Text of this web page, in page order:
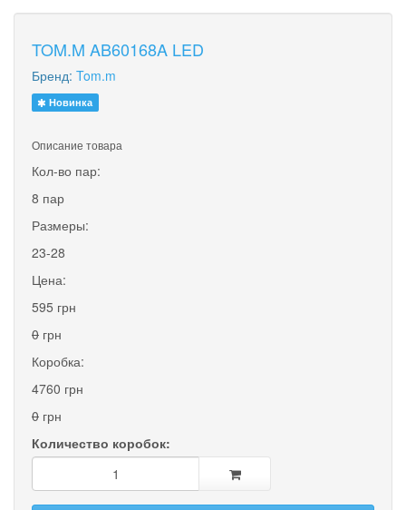
TOM.M AB60168A LED
Бренд: Tom.m
Новинка
Описание товара
Кол-во пар:
8 пар
Размеры:
23-28
Цена:
595 грн
0 грн
Коробка:
4760 грн
0 грн
Количество коробок: